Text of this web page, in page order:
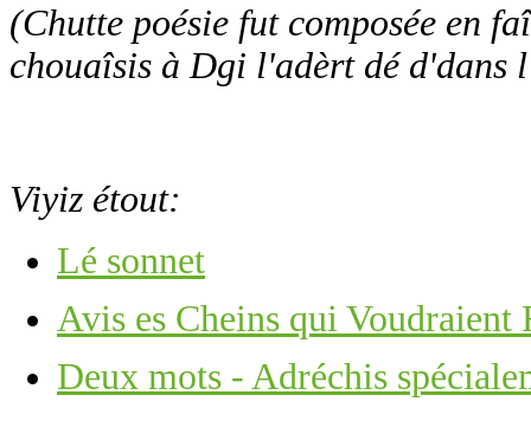
(Chutte poésie fut composée en
chouaîsis à Dgi l'adèrt dé d'dans
Viyiz étout:
Lé sonnet
Avis es Cheins qui Voudraient
Deux mots - Adréchis